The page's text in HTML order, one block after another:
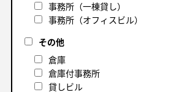
事務所（一棟貸し）
事務所（オフィスビル）
その他
倉庫
倉庫付事務所
貸しビル